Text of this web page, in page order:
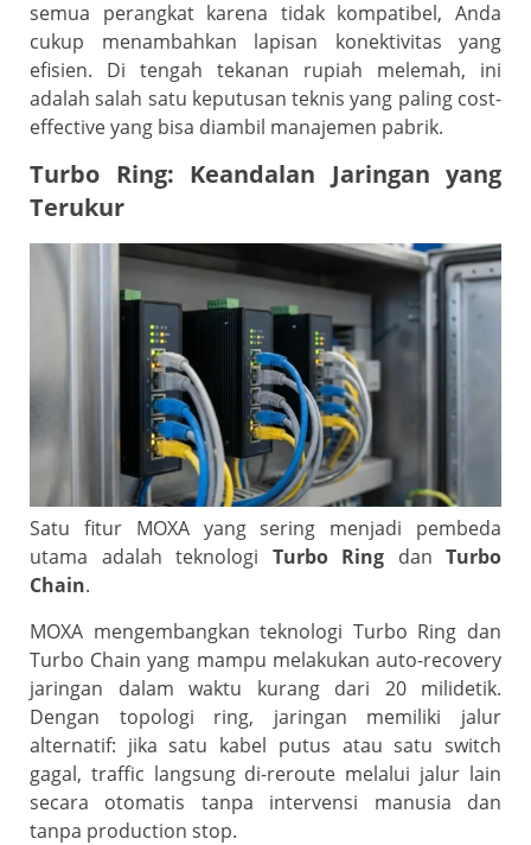
semua perangkat karena tidak kompatibel, Anda
cukup menambahkan lapisan konektivitas yang
efisien. Di tengah tekanan rupiah melemah, ini
adalah salah satu keputusan teknis yang paling cost-
effective yang bisa diambil manajemen pabrik.
Turbo Ring: Keandalan Jaringan yang
Terukur
Satu fitur MOXA yang sering menjadi pembeda
utama adalah teknologi Turbo Ring dan Turbo
Chain.
MOXA mengembangkan teknologi Turbo Ring dan
Turbo Chain yang mampu melakukan auto-recovery
jaringan dalam waktu kurang dari 20 milidetik.
Dengan topologi ring, jaringan memiliki jalur
alternatif: jika satu kabel putus atau satu switch
gagal, traffic langsung di-reroute melalui jalur lain
secara otomatis tanpa intervensi manusia dan
tanpa production stop.